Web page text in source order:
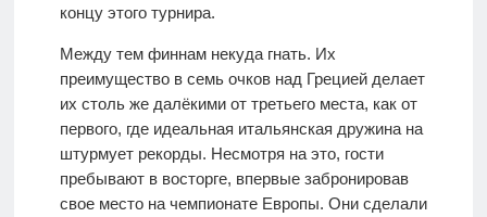
концу этого турнира.
Между тем финнам некуда гнать. Их
преимущество в семь очков над Грецией делает
их столь же далёкими от третьего места, как от
первого, где идеальная итальянская дружина на
штурмует рекорды. Несмотря на это, гости
пребывают в восторге, впервые забронировав
свое место на чемпионате Европы. Они сделали